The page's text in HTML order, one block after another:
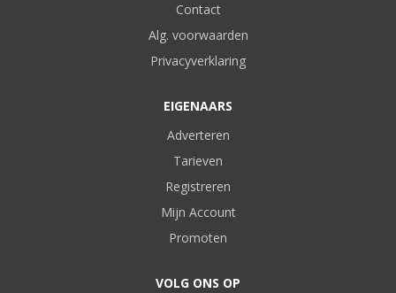
Contact
Alg. voorwaarden
Privacyverklaring
EIGENAARS
Adverteren
Tarieven
Registreren
Mijn Account
Promoten
VOLG ONS OP